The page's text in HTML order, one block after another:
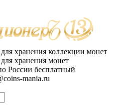
хранения коллекции монет
хранения монет
России бесплатный
mania.ru